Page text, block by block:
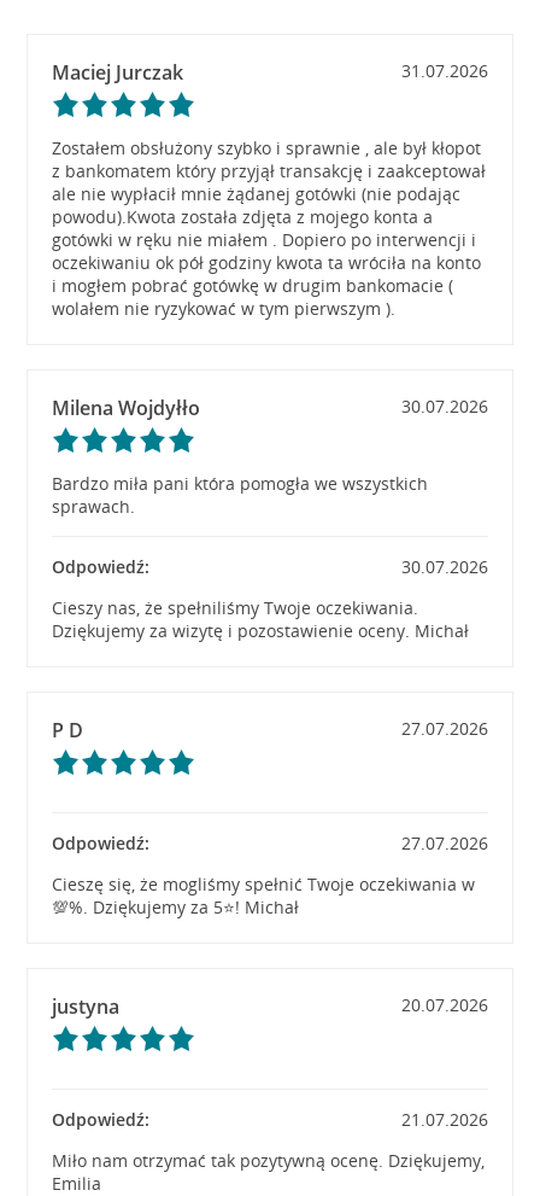
Maciej Jurczak 31.07.2026
Zostałem obsłużony szybko i sprawnie , ale był kłopot
z bankomatem który przyjął transakcję i zaakceptował
ale nie wypłacił mnie żądanej gotówki (nie podając
powodu).Kwota została zdjęta z mojego konta a
gotówki w ręku nie miałem . Dopiero po interwencji i
oczekiwaniu ok pół godziny kwota ta wróciła na konto
i mogłem pobrać gotówkę w drugim bankomacie (
wolałem nie ryzykować w tym pierwszym ).
Milena Wojdyłło 30.07.2026
Bardzo miła pani która pomogła we wszystkich
sprawach.
Odpowiedź:
30.07.2026
Cieszy nas, że spełniliśmy Twoje oczekiwania.
Dziękujemy za wizytę i pozostawienie oceny. Michał
P D 27.07.2026
Odpowiedź:
27.07.2026
Cieszę się, że mogliśmy spełnić Twoje oczekiwania w
💯%. Dziękujemy za 5⭐! Michał
justyna 20.07.2026
Odpowiedź:
21.07.2026
Miło nam otrzymać tak pozytywną ocenę. Dziękujemy,
Emilia